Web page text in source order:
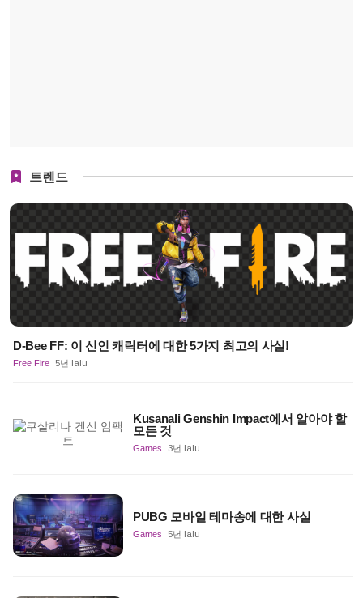
트렌드
D-Bee FF: 이 신인 캐릭터에 대한 5가지 최고의 사실!
Free Fire 5년 lalu
Kusanali Genshin Impact에서 알아야 할
모든 것
Games 3년 lalu
PUBG 모바일 테마송에 대한 사실
Games 5년 lalu